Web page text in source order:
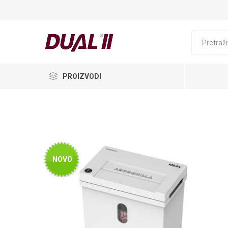
PROIZVODI
NOVO